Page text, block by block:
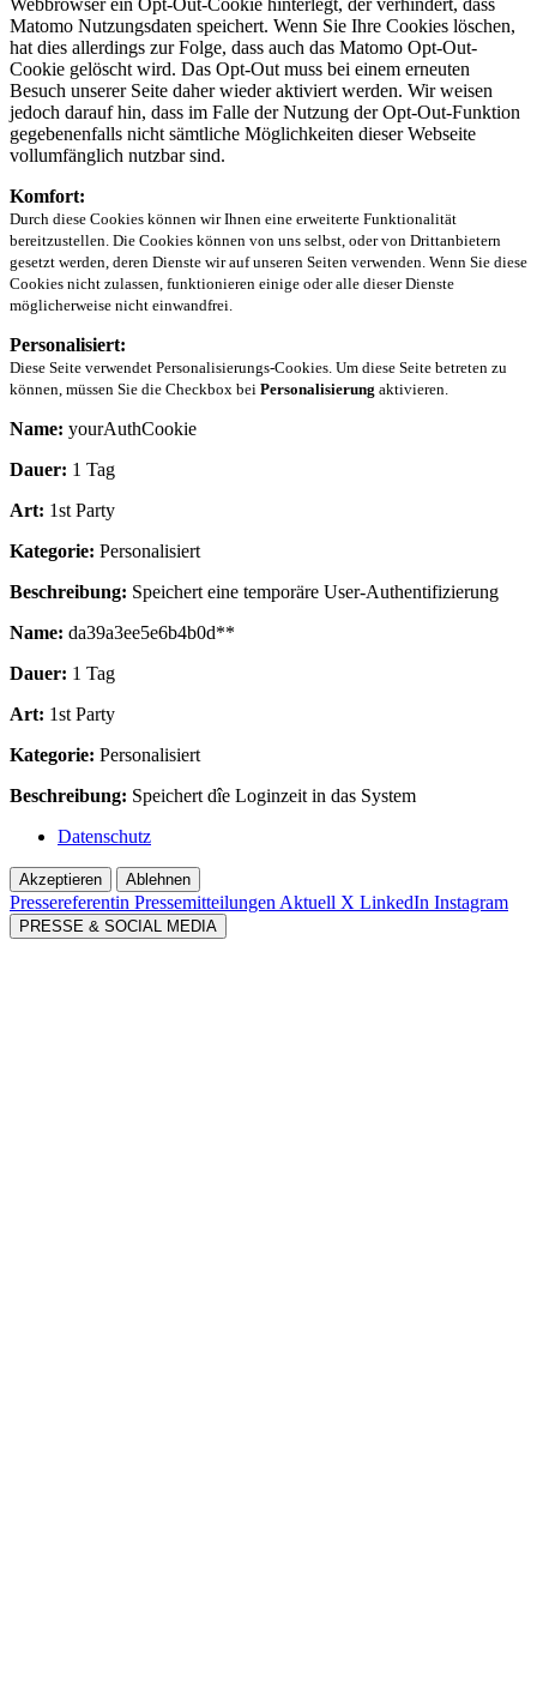
Webbrowser ein Opt-Out-Cookie hinterlegt, der verhindert, dass
Matomo Nutzungsdaten speichert. Wenn Sie Ihre Cookies löschen,
hat dies allerdings zur Folge, dass auch das Matomo Opt-Out-
Cookie gelöscht wird. Das Opt-Out muss bei einem erneuten
Besuch unserer Seite daher wieder aktiviert werden. Wir weisen
jedoch darauf hin, dass im Falle der Nutzung der Opt-Out-Funktion
gegebenenfalls nicht sämtliche Möglichkeiten dieser Webseite
vollumfänglich nutzbar sind.
Komfort:
Durch diese Cookies können wir Ihnen eine erweiterte Funktionalität
bereitzustellen. Die Cookies können von uns selbst, oder von Drittanbietern
gesetzt werden, deren Dienste wir auf unseren Seiten verwenden. Wenn Sie diese
Cookies nicht zulassen, funktionieren einige oder alle dieser Dienste
möglicherweise nicht einwandfrei.
Personalisiert:
Diese Seite verwendet Personalisierungs-Cookies. Um diese Seite betreten zu
können, müssen Sie die Checkbox bei Personalisierung aktivieren.
Name: yourAuthCookie
Dauer: 1 Tag
Art: 1st Party
Kategorie: Personalisiert
Beschreibung: Speichert eine temporäre User-Authentifizierung
Name: da39a3ee5e6b4b0d**
Dauer: 1 Tag
Art: 1st Party
Kategorie: Personalisiert
Beschreibung: Speichert dîe Loginzeit in das System
Datenschutz
Akzeptieren Ablehnen
Pressereferentin Pressemitteilungen Aktuell X LinkedIn Instagram
PRESSE & SOCIAL MEDIA